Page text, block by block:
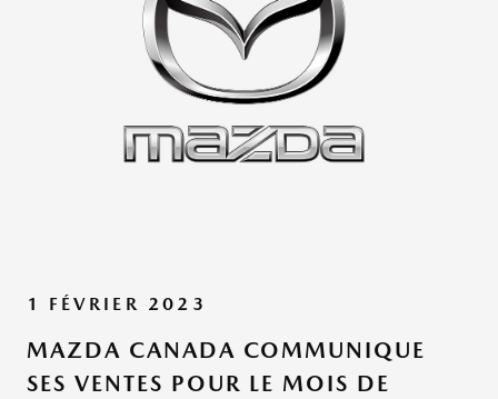
1 FÉVRIER 2023
MAZDA CANADA COMMUNIQUE
SES VENTES POUR LE MOIS DE